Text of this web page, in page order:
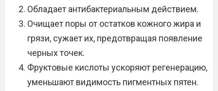
Обладает антибактериальным действием.
Очищает поры от остатков кожного жира и
грязи, сужает их, предотвращая появление
черных точек.
Фруктовые кислоты ускоряют регенерацию,
уменьшают видимость пигментных пятен.